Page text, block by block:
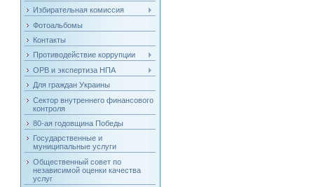
Избирательная комиссия
Фотоальбомы
Контакты
Противодействие коррупции
ОРВ и экспертиза НПА
Для граждан Украины
Сектор внутреннего финансового
контроля
80-ая годовщина Победы
Государственные и
муниципальные услуги
Общественный совет по
независимой оценки качества
услуг